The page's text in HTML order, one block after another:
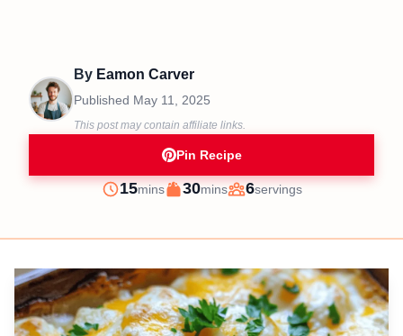
By Eamon Carver
Published May 11, 2025
This post may contain affiliate links.
Pin Recipe
Prep
15minutes
mins
Cook
30minutes
mins
Servings
6servings